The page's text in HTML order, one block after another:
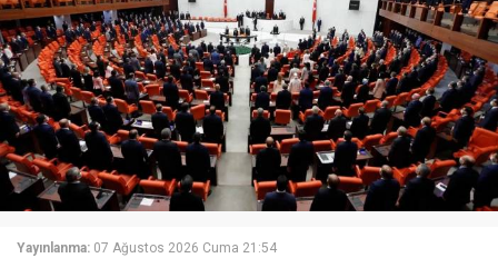
Yayınlanma: 07 Ağustos 2026 Cuma 21:54